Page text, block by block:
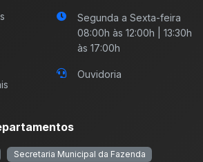
Segunda a Sexta-feira
08:00h às 12:00h | 13:30h
às 17:00h
Ouvidoria
Secretaria Municipal da Fazenda